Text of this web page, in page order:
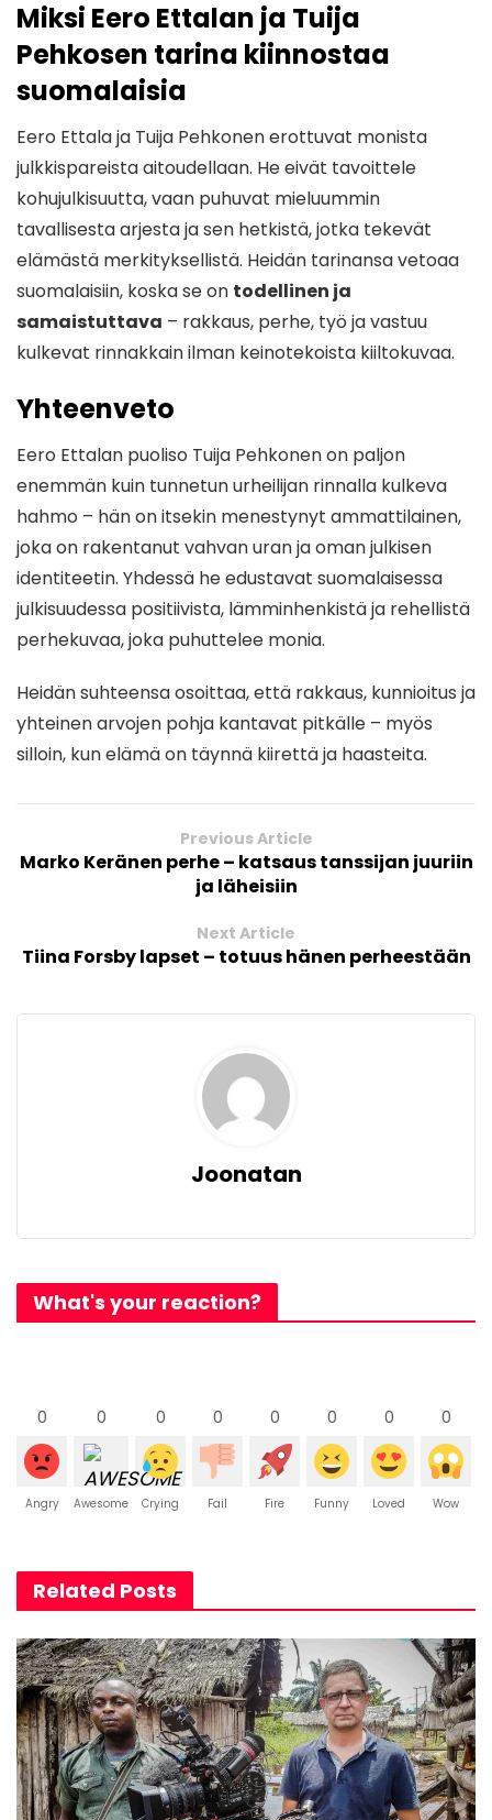
Miksi Eero Ettalan ja Tuija
Pehkosen tarina kiinnostaa
suomalaisia
Eero Ettala ja Tuija Pehkonen erottuvat monista
julkkispareista aitoudellaan. He eivät tavoittele
kohujulkisuutta, vaan puhuvat mieluummin
tavallisesta arjesta ja sen hetkistä, jotka tekevät
elämästä merkityksellistä. Heidän tarinansa vetoaa
suomalaisiin, koska se on todellinen ja
samaistuttava – rakkaus, perhe, työ ja vastuu
kulkevat rinnakkain ilman keinotekoista kiiltokuvaa.
Yhteenveto
Eero Ettalan puoliso Tuija Pehkonen on paljon
enemmän kuin tunnetun urheilijan rinnalla kulkeva
hahmo – hän on itsekin menestynyt ammattilainen,
joka on rakentanut vahvan uran ja oman julkisen
identiteetin. Yhdessä he edustavat suomalaisessa
julkisuudessa positiivista, lämminhenkistä ja rehellistä
perhekuvaa, joka puhuttelee monia.
Heidän suhteensa osoittaa, että rakkaus, kunnioitus ja
yhteinen arvojen pohja kantavat pitkälle – myös
silloin, kun elämä on täynnä kiirettä ja haasteita.
Previous Article
Marko Keränen perhe – katsaus tanssijan juuriin
ja läheisiin
Next Article
Tiina Forsby lapset – totuus hänen perheestään
Joonatan
What's your reaction?
0
Angry
0
Awesome
0
Crying
0
Fail
0
Fire
0
Funny
0
Loved
0
Wow
Related Posts